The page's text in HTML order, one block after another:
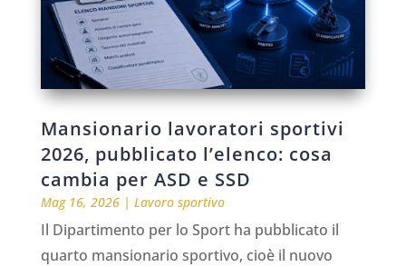
Mansionario lavoratori sportivi
2026, pubblicato l’elenco: cosa
cambia per ASD e SSD
Mag 16, 2026| Lavoro sportivo
Il Dipartimento per lo Sport ha pubblicato il
quarto mansionario sportivo, cioè il nuovo